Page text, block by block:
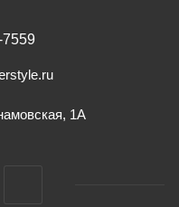
7559
1А